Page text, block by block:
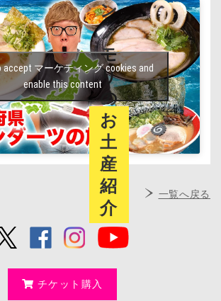
ン
ノ
モ
リ
の
お
土
産
紹
介
accept マーケティング cookies and
enable this content
一覧へ戻る
チケット購入